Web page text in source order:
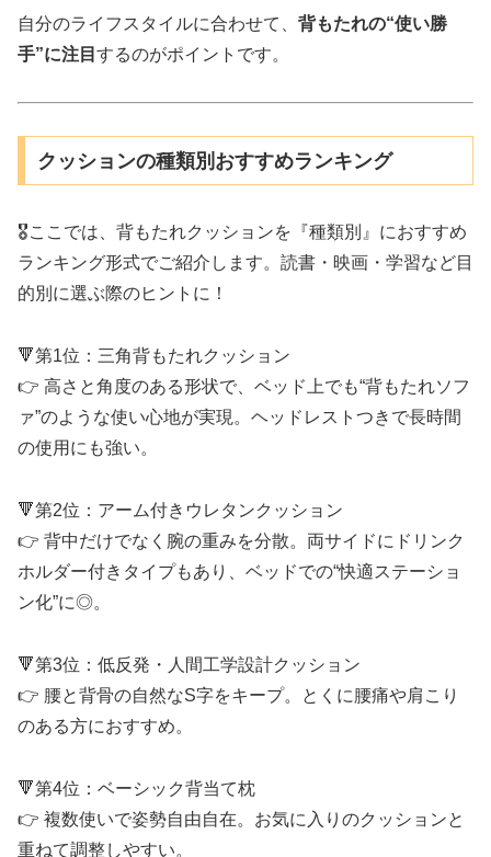
自分のライフスタイルに合わせて、 背もたれの“使い勝
手”に注目 するのがポイントです。
クッションの種類別おすすめランキング
🎖ここでは、背もたれクッションを『種類別』におすすめ
ランキング形式でご紹介します。読書・映画・学習など目
的別に選ぶ際のヒントに！
🔻第1位：三角背もたれクッション
👉 高さと角度のある形状で、ベッド上でも“背もたれソフ
ァ”のような使い心地が実現。ヘッドレストつきで長時間
の使用にも強い。
🔻第2位：アーム付きウレタンクッション
👉 背中だけでなく腕の重みを分散。両サイドにドリンク
ホルダー付きタイプもあり、ベッドでの“快適ステーショ
ン化”に◎。
🔻第3位：低反発・人間工学設計クッション
👉 腰と背骨の自然なS字をキープ。とくに腰痛や肩こり
のある方におすすめ。
🔻第4位：ベーシック背当て枕
👉 複数使いで姿勢自由自在。お気に入りのクッションと
重ねて調整しやすい。